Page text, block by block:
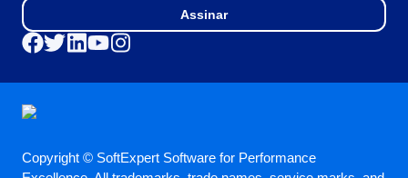
Assinar
Copyright © SoftExpert Software for Performance